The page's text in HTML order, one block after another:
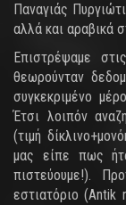
Παναγιάς
αλλά και αραβικά
Επιστρέψαμε
θεωρούνταν
συγκεκριμένο
Έτσι λοιπόν
(τιμή
μας είπε πως
πιστεύουμε!).
εστιατόριο (Antik